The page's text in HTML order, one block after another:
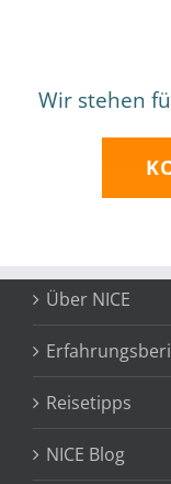
Wir stehen
Über NICE
Reisetipps
NICE Blog